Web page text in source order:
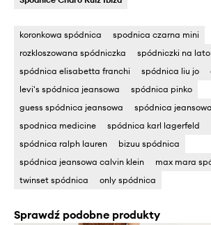
koronkowa spódnica
spodnica czarna mini
rozkloszowana spódniczka
spódniczki na lato
spódnica elisabetta franchi
spódnica liu jo
levi's spódnica jeansowa
spódnica pinko
guess spódnica jeansowa
spódnica
spodnica medicine
spódnica karl lagerfeld
spódnica ralph lauren
bizuu spódnica
spódnica jeansowa calvin klein
max mara
twinset spódnica
only spódnica
Sprawdź podobne produkty